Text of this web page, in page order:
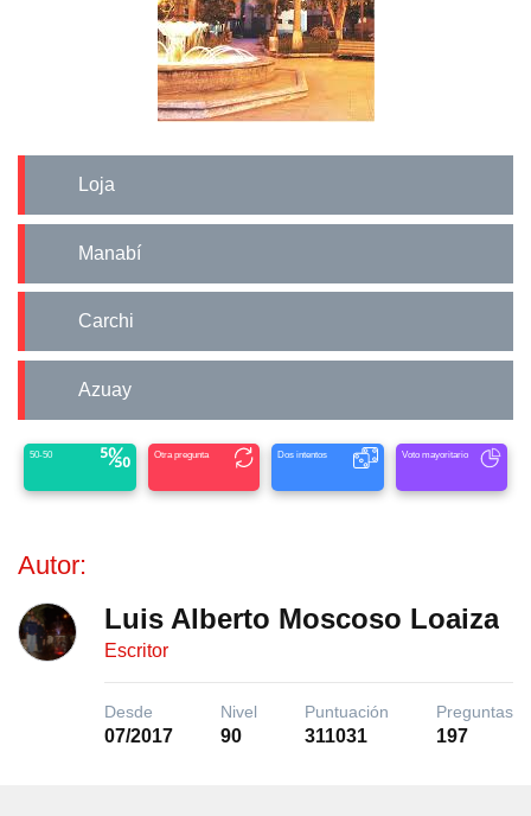
Loja
Manabí
Carchi
Azuay
50-50 Otra pregunta Dos intentos Voto mayoritario
Autor:
Luis Alberto Moscoso Loaiza
Escritor
Desde
07/2017
Nivel
90
Puntuación
311031
Preguntas
197